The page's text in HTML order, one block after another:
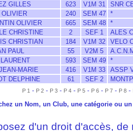
GILLES 623 V1M 31
SNR
OLIVIER 240 SEM 47
*
OLIVIER 665 SEM 48
*
CHRISTINE 2 SEF 1
ALES
CHRISTIAN 184 V1M 32
VELO
PAUL 55 V2M 5
593 SEM 49
*
MARIE 416 V1M 33
ASSP
DELPHINE 61 SEF 2
P 1- P 2- P 3- P 4- P 5- P 6- P 7- P 8-
un Nom, un Club, une catégorie ou
d'un droit d'accès,